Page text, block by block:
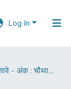
Log In
१५४ वर्ष बेचाळिसावे - अंक : चौथा : जानेवारी २००८